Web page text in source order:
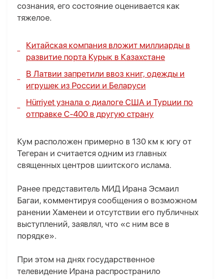
сознания, его состояние оценивается как
тяжелое.
Китайская компания вложит миллиарды в
развитие порта Курык в Казахстане
В Латвии запретили ввоз книг, одежды и
игрушек из России и Беларуси
Hürriyet узнала о диалоге США и Турции по
отправке С-400 в другую страну
Кум расположен примерно в 130 км к югу от
Тегеран и считается одним из главных
священных центров шиитского ислама.
Ранее представитель МИД Ирана Эсмаил
Багаи, комментируя сообщения о возможном
ранении Хаменеи и отсутствии его публичных
выступлений, заявлял, что «с ним все в
порядке».
При этом на днях государственное
телевидение Ирана распространило